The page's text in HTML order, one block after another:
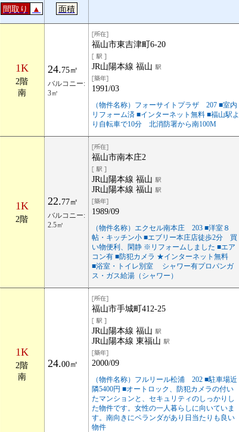
間取り ▲ 面積
1K
2階
南
24.75㎡
バルコニー:
3㎡
福山市東吉津町6-20
JR山陽本線 福山
1991/03
（物件名称）フォーサイトプラザ 207 ■室内
リフォーム済 ■インターネット無料 ■福山駅よ
り自転車で10分 北消防署から南100M
1K
2階
22.77㎡
バルコニー:
2.5㎡
福山市南本庄2
JR山陽本線 福山
JR山陽本線 福山
1989/09
（物件名称）エクセル南本庄 203 ■洋室８
帖・キッチン小 ■エブリー本庄店徒歩2分 買
い物便利、閑静 ※リフォームしました ■エア
コン有 ■防犯カメラ ★インターネット無料
■浴室・トイレ別室 シャワー有プロパンガ
ス・ガス給湯（シャワー）
1K
2階
南
24.00㎡
福山市手城町412-25
JR山陽本線 福山
JR山陽本線 東福山
2000/09
（物件名称）フルリール松浦 202 ■駐車場近
隣5400円 ■オートロック、防犯カメラの付い
たマンションと、セキュリティのしっかりし
た物件です。女性の一人暮らしに向いていま
す。南向きにベランダがあり日当たりも良い
物件